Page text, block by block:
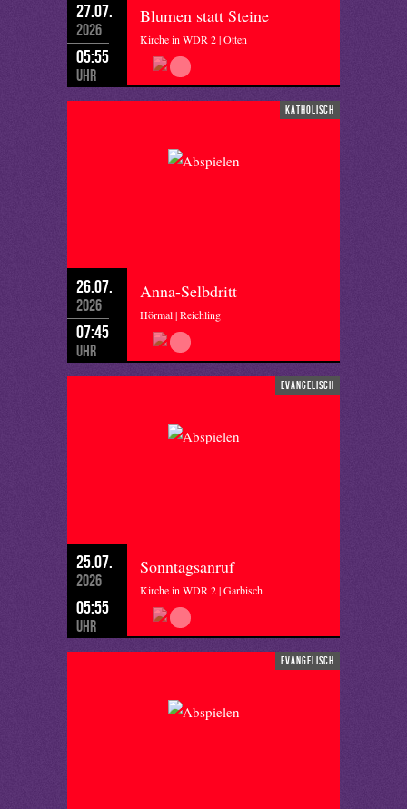
27.07.
2026
05:55
Uhr
Blumen statt Steine
Kirche in WDR 2 | Otten
katholisch
26.07.
2026
07:45
Uhr
Anna-Selbdritt
Hörmal | Reichling
evangelisch
25.07.
2026
05:55
Uhr
Sonntagsanruf
Kirche in WDR 2 | Garbisch
evangelisch